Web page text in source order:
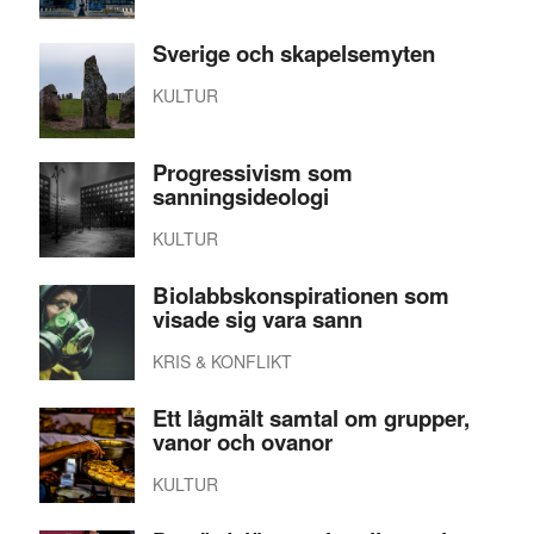
Sverige och skapelsemyten
KULTUR
Progressivism som
sanningsideologi
KULTUR
Biolabbskonspirationen som
visade sig vara sann
KRIS & KONFLIKT
Ett lågmält samtal om grupper,
vanor och ovanor
KULTUR